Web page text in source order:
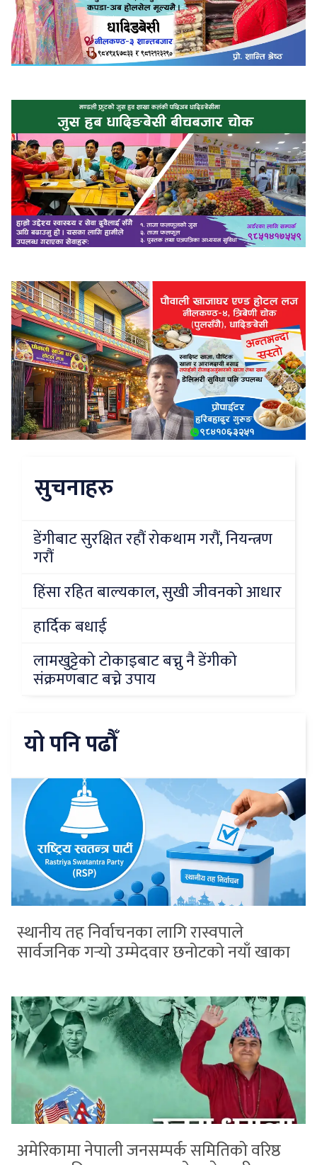
सुचनाहरु
डेंगीबाट सुरक्षित रहौं रोकथाम गरौं, नियन्त्रण
गरौं
हिंसा रहित बाल्यकाल, सुखी जीवनको आधार
हार्दिक बधाई
लामखुट्टेको टोकाइबाट बच्नु नै डेंगीको
संक्रमणबाट बच्ने उपाय
यो पनि पढौँ
स्थानीय तह निर्वाचनका लागि रास्वपाले
सार्वजनिक गर्‍यो उम्मेदवार छनोटको नयाँ खाका
अमेरिकामा नेपाली जनसम्पर्क समितिको वरिष्ठ